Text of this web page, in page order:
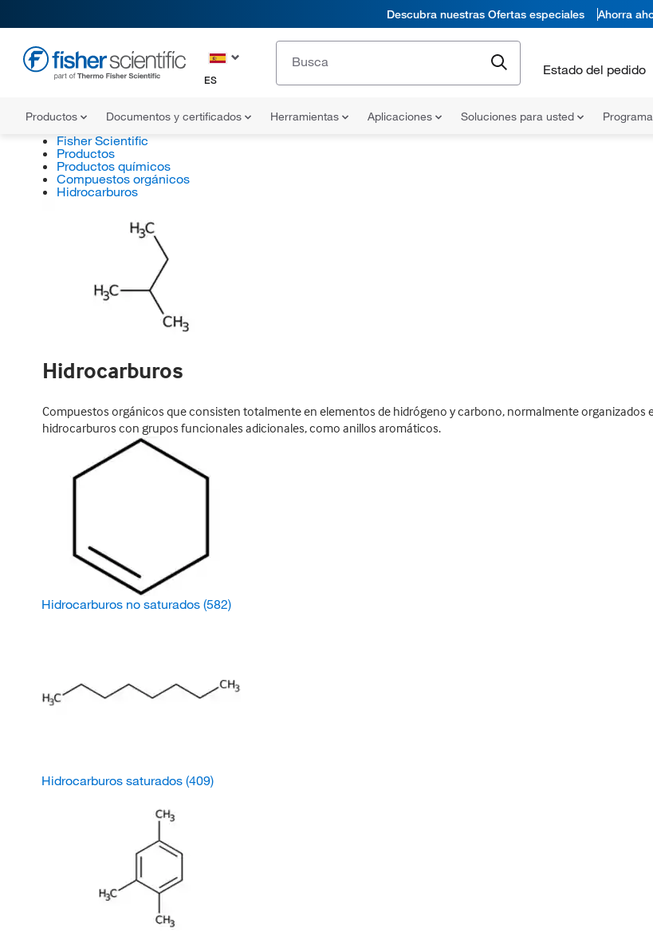
Descubra nuestras Ofertas especiales Ahorra
ES
Estado del pedido
Productos Documentos y certificados Herramientas Aplicaciones Soluciones para usted
Fisher Scientific
Productos
Productos químicos
Compuestos orgánicos
Hidrocarburos
Hidrocarburos
Compuestos orgánicos que consisten totalmente en elementos de hidrógeno y carbono, normalmente
hidrocarburos con grupos funcionales adicionales, como anillos aromáticos.
Hidrocarburos no saturados (582)
Hidrocarburos saturados (409)